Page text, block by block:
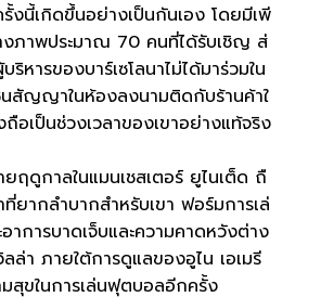
นี้เกิดขึ้นอย่างเป็นกันเอง โดยมีเพี
งภาพประมาณ 70 คนที่ได้รับเชิญ ส่
หารของบาร์เซโลนาไม่ได้มาร่วมใน
สัญญาในห้องลงนามติดกับร้านค้าใ
อเป็นช่วงเวลาของเขาอย่างแท้จริง
ฤดูกาลในแมนเชสเตอร์ ยูไนเต็ด ถื
ที่ยากลำบากสำหรับเขา ฟอร์มการเล่
าการบาดเจ็บและความคาดหวังต่าง
า ภายใต้การดูแลของอูไน เอเมรี
สุขในการเล่นฟุตบอลอีกครั้ง